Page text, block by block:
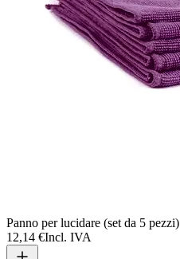
Panno per lucidare (set da 5 pezzi)
12,14 €Incl. IVA